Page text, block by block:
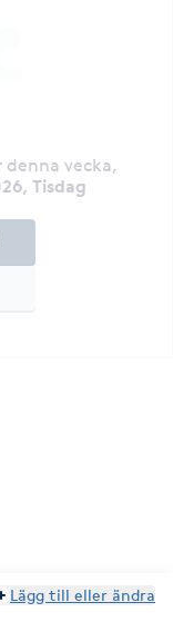
vecka,
Tisdag
Lägg till eller ändra